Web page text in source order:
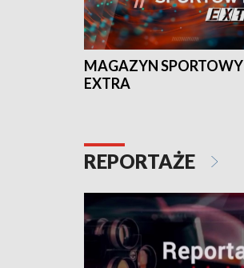
MAGAZYN SPORTOWY
EXTRA
REPORTAŻE